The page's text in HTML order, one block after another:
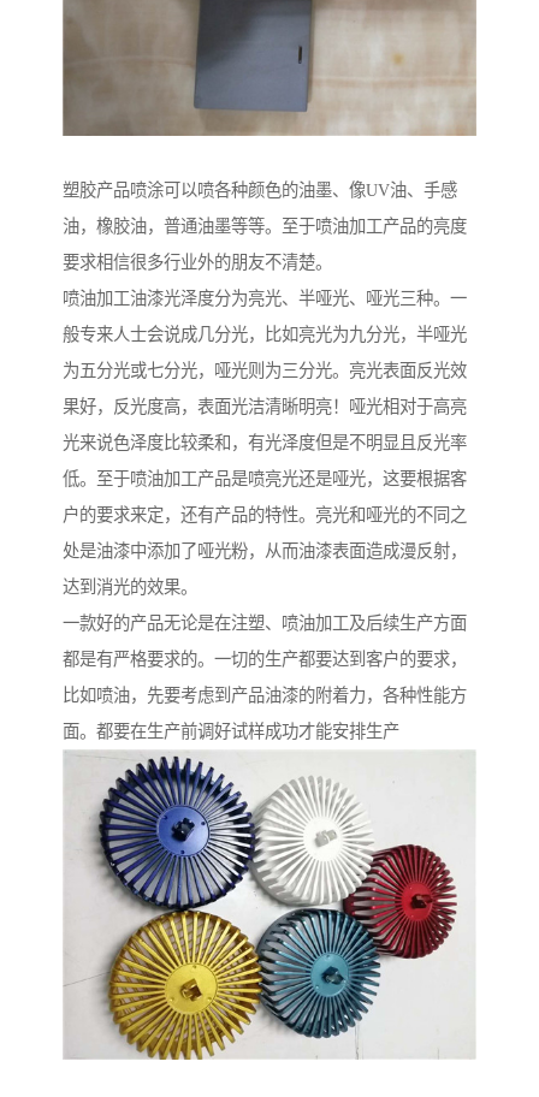
塑胶产品喷涂可以喷各种颜色的油墨、像UV油、手感
油，橡胶油，普通油墨等等。至于喷油加工产品的亮度
要求相信很多行业外的朋友不清楚。
喷油加工油漆光泽度分为亮光、半哑光、哑光三种。一
般专来人士会说成几分光，比如亮光为九分光，半哑光
为五分光或七分光，哑光则为三分光。亮光表面反光效
果好，反光度高，表面光洁清晰明亮！哑光相对于高亮
光来说色泽度比较柔和，有光泽度但是不明显且反光率
低。至于喷油加工产品是喷亮光还是哑光，这要根据客
户的要求来定，还有产品的特性。亮光和哑光的不同之
处是油漆中添加了哑光粉，从而油漆表面造成漫反射，
达到消光的效果。
一款好的产品无论是在注塑、喷油加工及后续生产方面
都是有严格要求的。一切的生产都要达到客户的要求，
比如喷油，先要考虑到产品油漆的附着力，各种性能方
面。都要在生产前调好试样成功才能安排生产